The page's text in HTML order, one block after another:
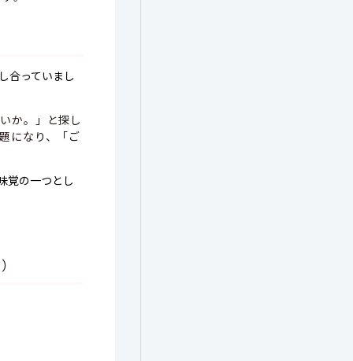
合っていまし
か。」と探し
になり、「ご
覚の一つとし